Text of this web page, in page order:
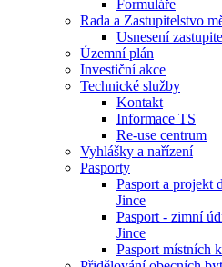
Formuláře
Rada a Zastupitelstvo
Usnesení
Územní plán
Investiční akce
Technické služby
Kontakt
Informace TS
Re-use centrum
Vyhlášky a nařízení
Pasporty
Pasport a projekt
Jince
Pasport - zimní
Jince
Pasport místních